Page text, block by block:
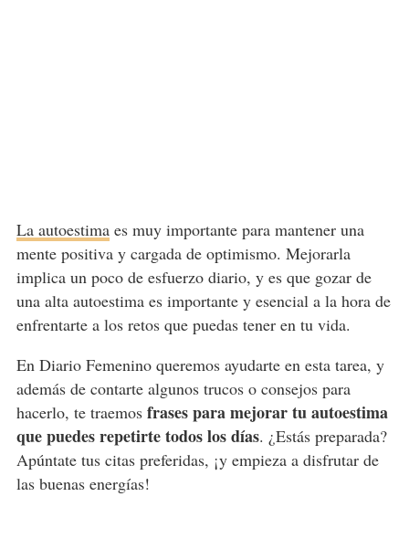
La autoestimaes muy importante para mantener una
mente positiva y cargada de optimismo. Mejorarla
implica un poco de esfuerzo diario, y es que gozar de
una alta autoestima es importante y esencial a la hora de
enfrentarte a los retos que puedas tener en tu vida.
En Diario Femenino queremos ayudarte en esta tarea, y
además de contarte algunos trucos o consejos para
hacerlo, te traemosfrases para mejorar tu autoestima
que puedes repetirte todos los días. ¿Estás preparada?
Apúntate tus citas preferidas, ¡y empieza a disfrutar de
las buenas energías!